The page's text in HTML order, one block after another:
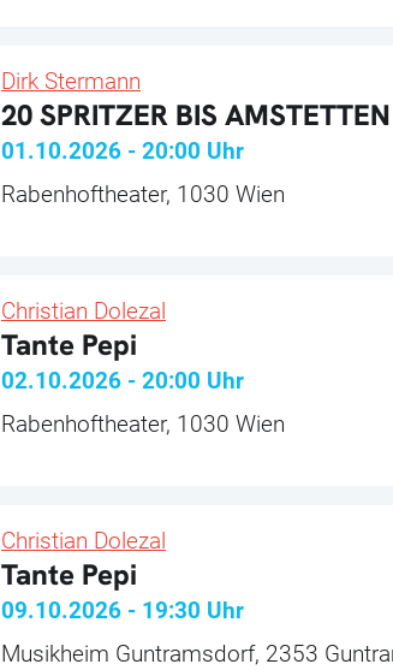
Dirk Stermann
20 SPRITZER BIS AMSTETTEN
01.10.2026 - 20:00 Uhr
Rabenhoftheater, 1030 Wien
Christian Dolezal
Tante Pepi
02.10.2026 - 20:00 Uhr
Rabenhoftheater, 1030 Wien
Christian Dolezal
Tante Pepi
09.10.2026 - 19:30 Uhr
Musikheim Guntramsdorf, 2353